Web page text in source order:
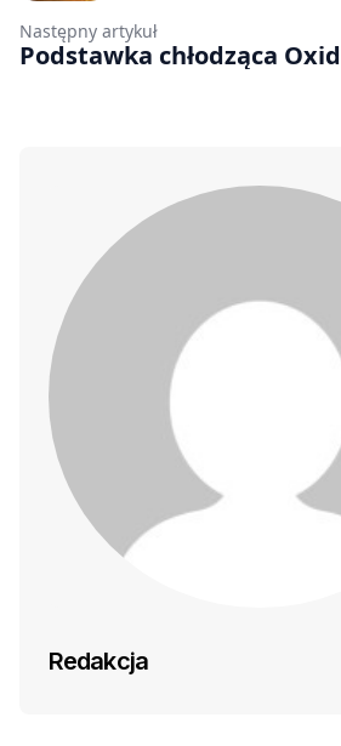
Następny artykuł
Podstawka chłodząca
Redakcja